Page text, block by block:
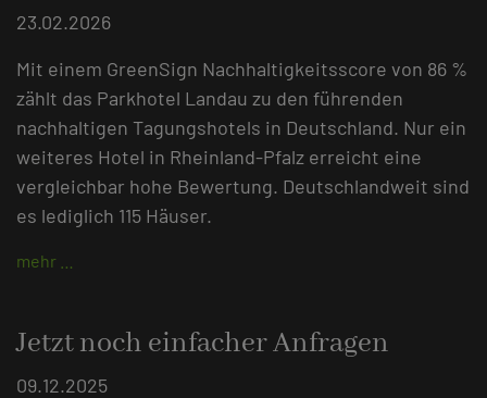
23.02.2026
Mit einem GreenSign Nachhaltigkeitsscore von 86 %
zählt das Parkhotel Landau zu den führenden
nachhaltigen Tagungshotels in Deutschland. Nur ein
weiteres Hotel in Rheinland-Pfalz erreicht eine
vergleichbar hohe Bewertung. Deutschlandweit sind
es lediglich 115 Häuser.
mehr …
Jetzt noch einfacher Anfragen
09.12.2025